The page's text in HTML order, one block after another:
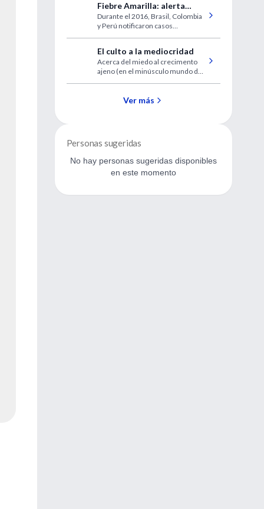
Fiebre Amarilla: alerta
epidemiológica OPS
Durante el 2016, Brasil, Colombia
y Perú notificaron casos
El culto a la mediocridad
Acerca del miedo al crecimento
ajeno (en el minúsculo mundo de
Ver más
Personas sugeridas
No hay personas sugeridas disponibles
en este momento